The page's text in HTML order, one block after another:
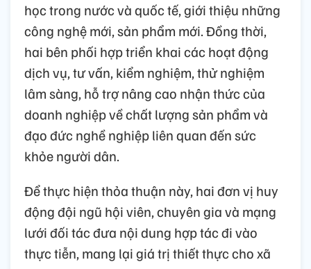
học trong nước và quốc tế, giới thiệu những
công nghệ mới, sản phẩm mới. Đồng thời,
hai bên phối hợp triển khai các hoạt động
dịch vụ, tư vấn, kiểm nghiệm, thử nghiệm
lâm sàng, hỗ trợ nâng cao nhận thức của
doanh nghiệp về chất lượng sản phẩm và
đạo đức nghề nghiệp liên quan đến sức
khỏe người dân.
Để thực hiện thỏa thuận này, hai đơn vị huy
động đội ngũ hội viên, chuyên gia và mạng
lưới đối tác đưa nội dung hợp tác đi vào
thực tiễn, mang lại giá trị thiết thực cho xã